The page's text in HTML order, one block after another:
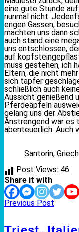
eine gute Stunde
nunmal nicht.
engen Gassen,
machten uns dann
auch stand eine
uns entschlossen,
auf
muss gestehen, ich
Eltern, die nicht
sich tapfer
schließlich auch
Aussicht genießend
Pferdeäpfeln
gelang uns der
Anstrengend war es
abenteuerlich. Auch
Santorin,
Post Views: 46
Share it with
Previous Post